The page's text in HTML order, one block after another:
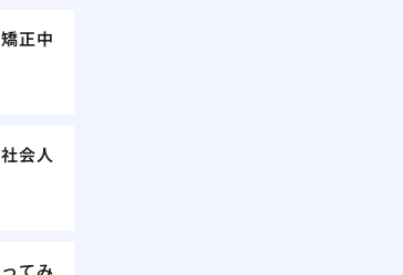
正中
会人
てみ